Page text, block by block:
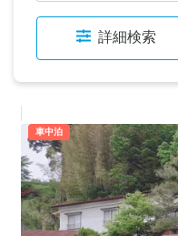
詳細検索
車中泊